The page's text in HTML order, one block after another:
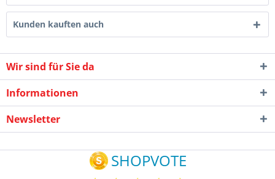
Kunden kauften auch
Wir sind für Sie da
Informationen
Newsletter